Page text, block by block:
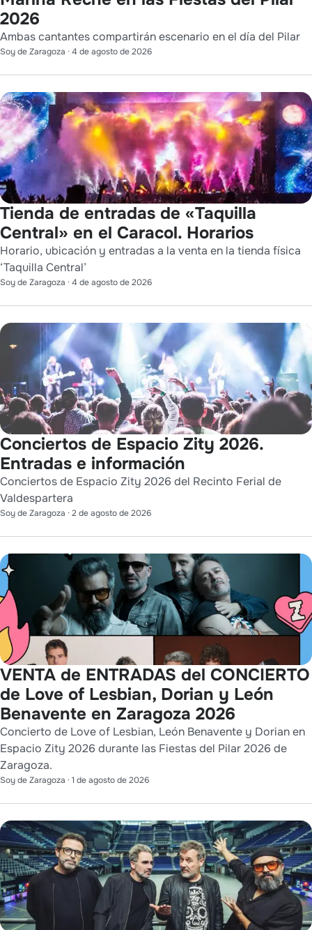
2026
Ambas cantantes compartirán escenario en el día del Pilar
Soy de Zaragoza · 4 de agosto de 2026
Tienda de entradas de «Taquilla
Central» en el Caracol. Horarios
Horario, ubicación y entradas a la venta en la tienda física
‘Taquilla Central’
Soy de Zaragoza · 4 de agosto de 2026
Conciertos de Espacio Zity 2026.
Entradas e información
Conciertos de Espacio Zity 2026 del Recinto Ferial de
Valdespartera
Soy de Zaragoza · 2 de agosto de 2026
VENTA de ENTRADAS del CONCIERTO
de Love of Lesbian, Dorian y León
Benavente en Zaragoza 2026
Concierto de Love of Lesbian, León Benavente y Dorian en
Espacio Zity 2026 durante las Fiestas del Pilar 2026 de
Zaragoza.
Soy de Zaragoza · 1 de agosto de 2026